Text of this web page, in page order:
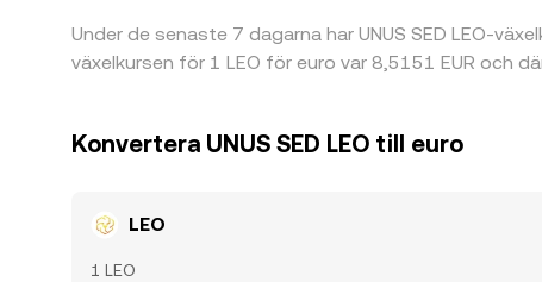
Under de senaste 7 dagarna har UNUS SED LEO-
växelkursen för 1 LEO för euro var 8,5151 EUR och
Konvertera UNUS SED LEO till euro
LEO
1 LEO